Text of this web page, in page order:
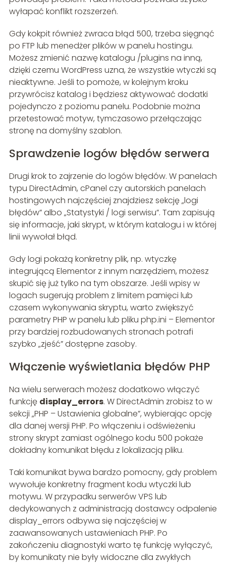
wyłapać konflikt rozszerzeń.
Gdy kokpit również zwraca błąd 500, trzeba sięgnąć
po FTP lub menedżer plików w panelu hostingu.
Możesz zmienić nazwę katalogu /plugins na inną,
dzięki czemu WordPress uzna, że wszystkie wtyczki są
nieaktywne. Jeśli to pomoże, w kolejnym kroku
przywrócisz katalog i będziesz aktywować dodatki
pojedynczo z poziomu panelu. Podobnie można
przetestować motyw, tymczasowo przełączając
stronę na domyślny szablon.
Sprawdzenie logów błędów serwera
Drugi krok to zajrzenie do logów błędów. W panelach
typu DirectAdmin, cPanel czy autorskich panelach
hostingowych najczęściej znajdziesz sekcję „logi
błędów” albo „Statystyki / logi serwisu”. Tam zapisują
się informacje, jaki skrypt, w którym katalogu i w której
linii wywołał błąd.
Gdy logi pokażą konkretny plik, np. wtyczkę
integrującą Elementor z innym narzędziem, możesz
skupić się już tylko na tym obszarze. Jeśli wpisy w
logach sugerują problem z limitem pamięci lub
czasem wykonywania skryptu, warto zwiększyć
parametry PHP w panelu lub pliku php.ini – Elementor
przy bardziej rozbudowanych stronach potrafi
szybko „zjeść” dostępne zasoby.
Włączenie wyświetlania błędów PHP
Na wielu serwerach możesz dodatkowo włączyć
funkcję display_errors. W DirectAdmin zrobisz to w
sekcji „PHP – Ustawienia globalne”, wybierając opcję
dla danej wersji PHP. Po włączeniu i odświeżeniu
strony skrypt zamiast ogólnego kodu 500 pokaże
dokładny komunikat błędu z lokalizacją pliku.
Taki komunikat bywa bardzo pomocny, gdy problem
wywołuje konkretny fragment kodu wtyczki lub
motywu. W przypadku serwerów VPS lub
dedykowanych z administracją dostawcy odpalenie
display_errors odbywa się najczęściej w
zaawansowanych ustawieniach PHP. Po
zakończeniu diagnostyki warto tę funkcję wyłączyć,
by komunikaty nie były widoczne dla zwykłych